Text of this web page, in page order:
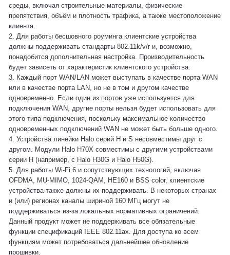
среды, включая строительные материалы, физические
препятствия, объём и плотность трафика, а также местоположение
клиента.
2. Для работы бесшовного роуминга клиентские устройства
должны поддерживать стандарты 802.11k/v/r и, возможно,
понадобится дополнительная настройка. Производительность
будет зависеть от характеристик клиентского устройства.
3. Каждый порт WAN/LAN может выступать в качестве порта WAN
или в качестве порта LAN, но не в том и другом качестве
одновременно. Если один из портов уже используется для
подключения WAN, другие порты нельзя будет использовать для
этого типа подключения, поскольку максимальное количество
одновременных подключений WAN не может быть больше одного.
4. Устройства линейки Halo серий H и S несовместимы друг с
другом. Модули Halo H70X совместимы с другими устройствами
серии H (например, с Halo H30G и Halo H50G).
5. Для работы Wi-Fi 6 и сопутствующих технологий, включая
OFDMA, MU-MIMO, 1024-QAM, HE160 и BSS color, клиентские
устройства также должны их поддерживать. В некоторых странах
и (или) регионах каналы шириной 160 МГц могут не
поддерживаться из-за локальных нормативных ограничений.
Данный продукт может не поддерживать все обязательные
функции спецификаций IEEE 802.11ax. Для доступа ко всем
функциям может потребоваться дальнейшее обновление
прошивки.